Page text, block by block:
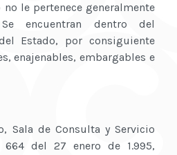
le pertenece generalmente
encuentran dentro del
Estado, por consiguiente
enajenables, embargables e
Sala de Consulta y Servicio
del 27 enero de 1.995,